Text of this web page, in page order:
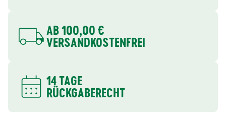
AB 100,00 €
VERSANDKOSTENFREI
14 TAGE
RÜCKGABERECHT